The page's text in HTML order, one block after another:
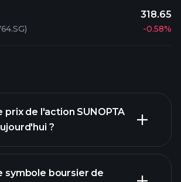
318.65
-0.58%
prix de l'action SUNOPTA
?
symbole boursier de